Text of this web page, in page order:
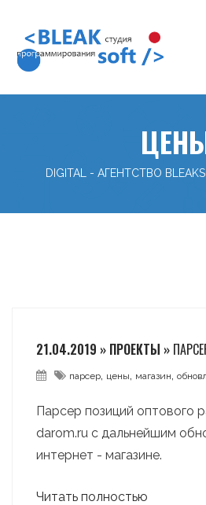
DIGITAL - АГЕНТСТВО
21.04.2019 » ПРОЕКТЫ »
парсер, цены, магазин,
Парсер позиций оптового
darom.ru с дальнейшим
интернет - магазине.
Читать полностью